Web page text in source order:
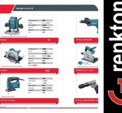
Matkap El
Aletleri